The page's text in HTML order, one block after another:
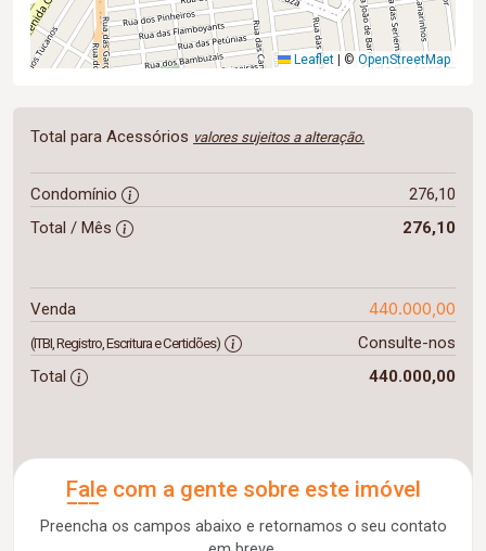
Leaflet © OpenStreetMap
Total para Acessórios valores sujeitos a alteração.
Condomínio
276,10
Total / Mês
276,10
Venda 440.000,00
(ITBI, Registro, Escritura e Certidões)
Consulte-nos
Total
440.000,00
Fale com a gente sobre este imóvel
Preencha os campos abaixo e retornamos o seu contato